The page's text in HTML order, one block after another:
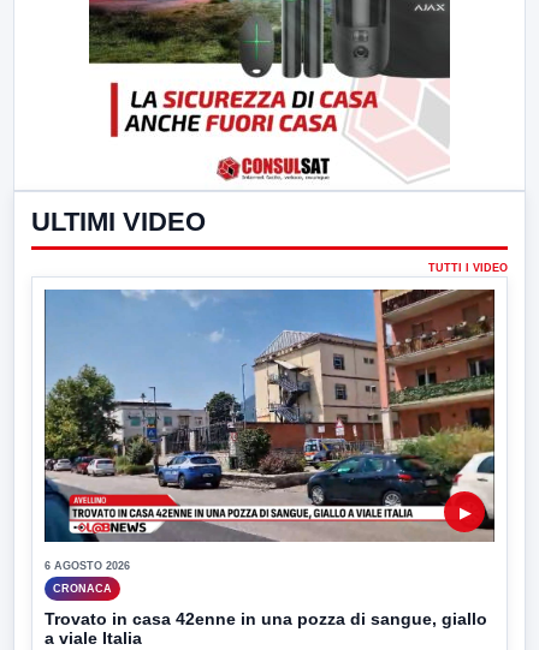
ULTIMI VIDEO
TUTTI I VIDEO
▶
6 AGOSTO 2026
CRONACA
Trovato in casa 42enne in una pozza di sangue, giallo
a viale Italia